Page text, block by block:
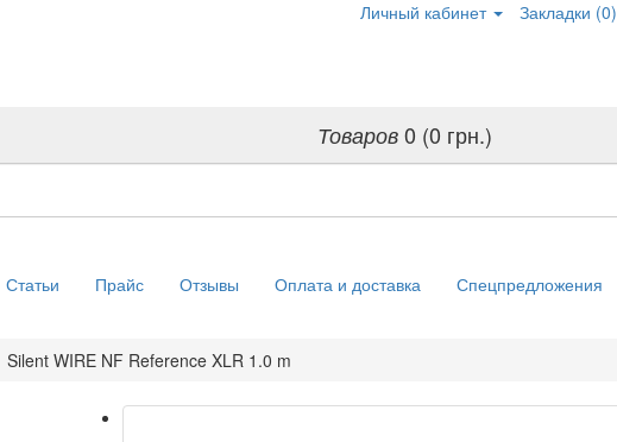
Личный кабинет Закладки (0)
Товаров0 (0 грн.)
Статьи Прайс Отзывы Оплата и доставка Спецпредложения
Silent WIRE NF Reference XLR 1.0 m